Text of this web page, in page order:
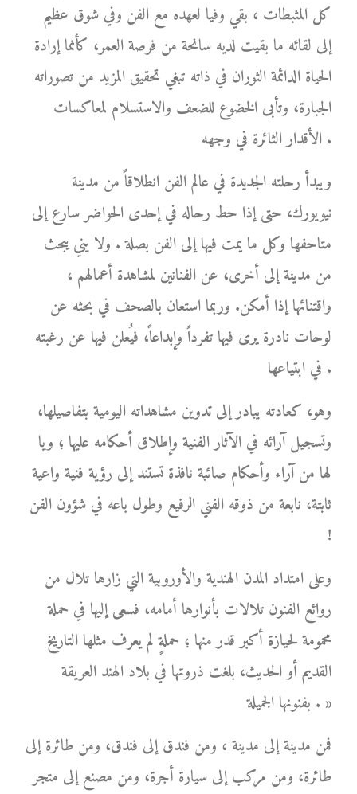
كل المثبطات ، بقي وفيا لعهده مع الفن وفي شوق عظيم
إلى لقائه ما بقيت لديه سانحة من فرصة العمر، كأنما إرادة
الحياة الدائمة الثوران في ذاته تبغي تحقيق المزيد من تصوراته
الجبارة، وتأبى الخضوع للضعف والاستسلام لمعاكسات
الأقدار الثائرة في وجهه .
ويبدأ رحلته الجديدة في عالم الفن انطلاقاً من مدينة
نيويورك، حتى إذا حط رحاله في إحدى الحواضر سارع إلى
متاحفها وكل ما يمت فيها إلى الفن بصلة . ولا يني يبحث
من مدينة إلى أخرى، عن الفنانين لمشاهدة أعمالهم ،
واقتنائها إذا أمكن. وربما استعان بالصحف في بحثه عن
لوحات نادرة يرى فيها تفرداً وإبداعاً، فيُعلن فيها عن رغبته
في ابتياعها .
وهو، كعادته يبادر إلى تدوين مشاهداته اليومية بتفاصيلها،
وتسجيل آرائه في الآثار الفنية وإطلاق أحكامه عليها ؛ ويا
لها من آراء وأحكام صائبة نافذة تستند إلى رؤية فنية واعية
ثابتة، نابعة من ذوقه الفني الرفيع وطول باعه في شؤون الفن
!
وعلى امتداد المدن الهندية والأوروبية التي زارها تلال من
روائع الفنون تلالات بأنوارها أمامه، فسعى إليها في حملة
محمومة لحيازة أكبر قدر منها ؛ حملةٍ لم يعرف مثلها التاريخ
القديم أو الحديث، بلغت ذروتها في بلاد الهند العريقة
بفنونها الجميلة . »
فمن مدينة إلى مدينة ، ومن فندق إلى فندق، ومن طائرة إلى
طائرة، ومن مركب إلى سيارة أجرة، ومن مصنع إلى متجر